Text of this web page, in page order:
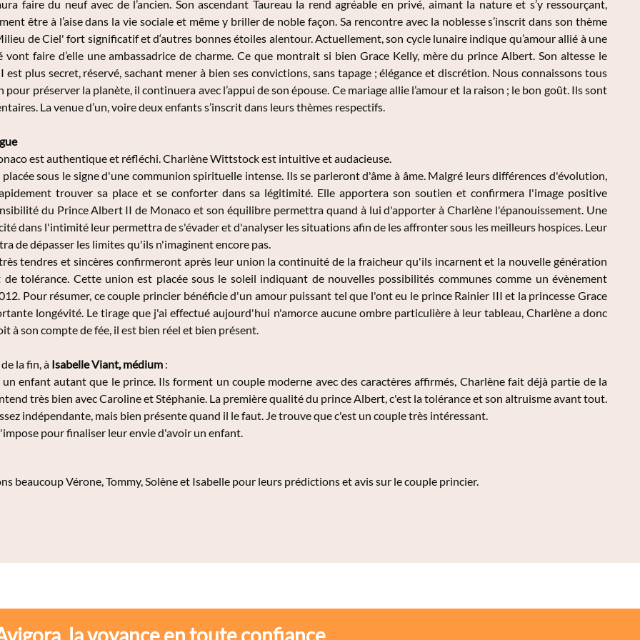
faire du neuf avec de l’ancien. Son ascendant Taureau la rend agréable en privé, aimant la nature et s’y ressourçant,
être à l’aise dans la vie sociale et même y briller de noble façon. Sa rencontre avec la noblesse s’inscrit dans son thème
de Ciel' fort significatif et d‘autres bonnes étoiles alentour. Actuellement, son cycle lunaire indique qu’amour allié à une
vont faire d’elle une ambassadrice de charme. Ce que montrait si bien Grace Kelly, mère du prince Albert. Son altesse le
plus secret, réservé, sachant mener à bien ses convictions, sans tapage ; élégance et discrétion. Nous connaissons tous
préserver la planète, il continuera avec l’appui de son épouse. Ce mariage allie l’amour et la raison ; le bon goût. Ils sont
La venue d’un, voire deux enfants s’inscrit dans leurs thèmes respectifs.
est authentique et réfléchi. Charlène Wittstock est intuitive et audacieuse.
sous le signe d'une communion spirituelle intense. Ils se parleront d'âme à âme. Malgré leurs différences d'évolution,
trouver sa place et se conforter dans sa légitimité. Elle apportera son soutien et confirmera l'image positive
du Prince Albert II de Monaco et son équilibre permettra quand à lui d'apporter à Charlène l'épanouissement. Une
dans l'intimité leur permettra de s'évader et d'analyser les situations afin de les affronter sous les meilleurs hospices. Leur
de dépasser les limites qu'ils n'imaginent encore pas.
tendres et sincères confirmeront après leur union la continuité de la fraicheur qu'ils incarnent et la nouvelle génération
tolérance. Cette union est placée sous le soleil indiquant de nouvelles possibilités communes comme un évènement
Pour résumer, ce couple princier bénéficie d'un amour puissant tel que l'ont eu le prince Rainier III et la princesse Grace
longévité. Le tirage que j'ai effectué aujourd'hui n'amorce aucune ombre particulière à leur tableau, Charlène a donc
à son compte de fée, il est bien réel et bien présent.
la fin, à Isabelle Viant, médium :
enfant autant que le prince. Ils forment un couple moderne avec des caractères affirmés, Charlène fait déjà partie de la
très bien avec Caroline et Stéphanie. La première qualité du prince Albert, c'est la tolérance et son altruisme avant tout.
indépendante, mais bien présente quand il le faut. Je trouve que c'est un couple très intéressant.
pour finaliser leur envie d'avoir un enfant.
beaucoup Vérone, Tommy, Solène et Isabelle pour leurs prédictions et avis sur le couple princier.
la voyance en toute confiance